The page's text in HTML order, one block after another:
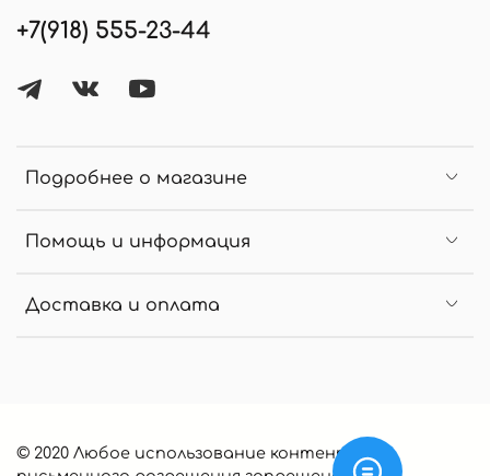
Подробнее о магазине
Помощь и информация
Доставка и оплата
+7(918) 555-23-44
© 2020 Любое использование контента без